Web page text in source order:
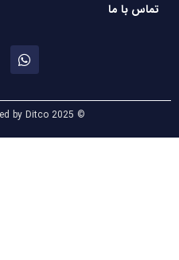
تماس با ما
© 2025 Host Plan | Designed by Ditco